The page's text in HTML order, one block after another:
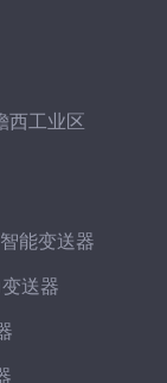
西工业区
能变送器
送器